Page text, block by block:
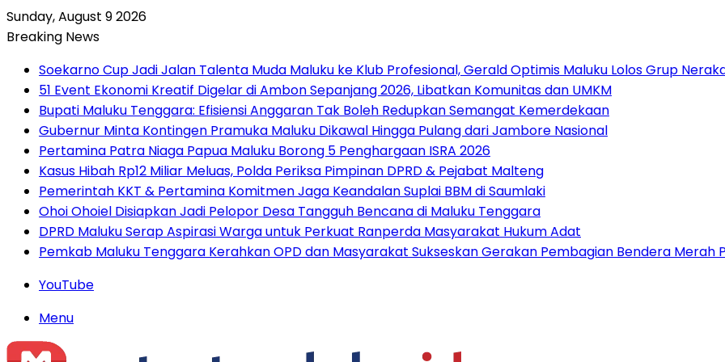
Sunday, August 9 2026
Breaking News
Soekarno Cup Jadi Jalan Talenta Muda Maluku ke Klub Profesional, Gerald Optimis Maluku Lolos Grup
51 Event Ekonomi Kreatif Digelar di Ambon Sepanjang 2026, Libatkan Komunitas dan UMKM
Bupati Maluku Tenggara: Efisiensi Anggaran Tak Boleh Redupkan Semangat Kemerdekaan
Gubernur Minta Kontingen Pramuka Maluku Dikawal Hingga Pulang dari Jambore Nasional
Pertamina Patra Niaga Papua Maluku Borong 5 Penghargaan ISRA 2026
Kasus Hibah Rp12 Miliar Meluas, Polda Periksa Pimpinan DPRD & Pejabat Malteng
Pemerintah KKT & Pertamina Komitmen Jaga Keandalan Suplai BBM di Saumlaki
Ohoi Ohoiel Disiapkan Jadi Pelopor Desa Tangguh Bencana di Maluku Tenggara
DPRD Maluku Serap Aspirasi Warga untuk Perkuat Ranperda Masyarakat Hukum Adat
Pemkab Maluku Tenggara Kerahkan OPD dan Masyarakat Sukseskan Gerakan Pembagian Bendera Merah
YouTube
Menu